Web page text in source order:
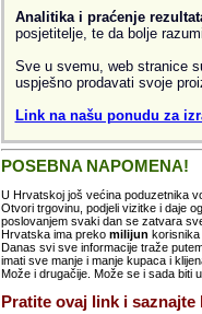
Analitika i praćenje
posjetitelje, te da bolje
Sve u svemu, web stranice
uspješno prodavati svoje
Link na našu ponudu za
POSEBNA NAPOMENA!
U Hrvatskoj još većina poduzetnika
Otvori trgovinu, podjeli vizitke i daje
poslovanjem svaki dan se zatvara
Hrvatska ima preko milijun korisnika
Danas svi sve informacije traže
imati sve manje i manje kupaca i
Može i drugačije. Može se i sada biti
Pratite ovaj link i